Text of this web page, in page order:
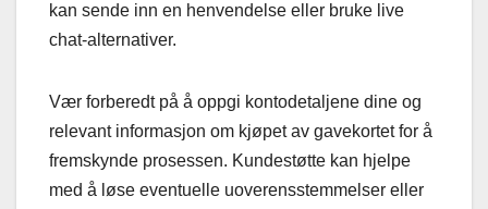
kan sende inn en henvendelse eller bruke live
chat-alternativer.
Vær forberedt på å oppgi kontodetaljene dine og
relevant informasjon om kjøpet av gavekortet for å
fremskynde prosessen. Kundestøtte kan hjelpe
med å løse eventuelle uoverensstemmelser eller